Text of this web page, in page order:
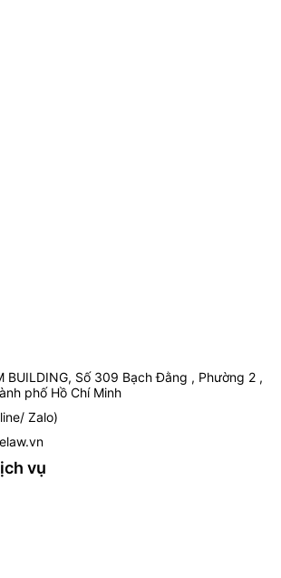
BUILDING, Số 309 Bạch Đằng , Phường 2 ,
phố Hồ Chí Minh
Zalo)
vụ